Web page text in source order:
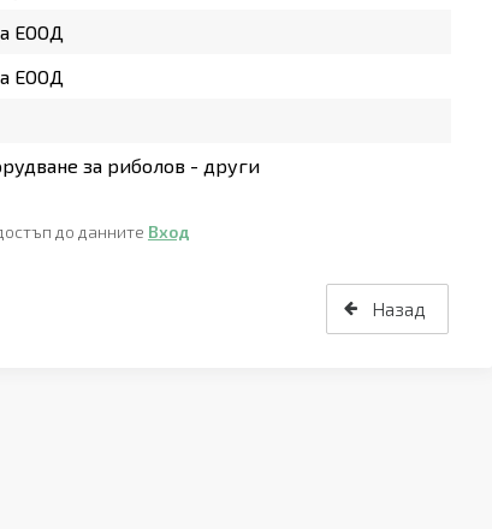
ЕООД
ЕООД
за риболов - други
до данните Вход
Назад